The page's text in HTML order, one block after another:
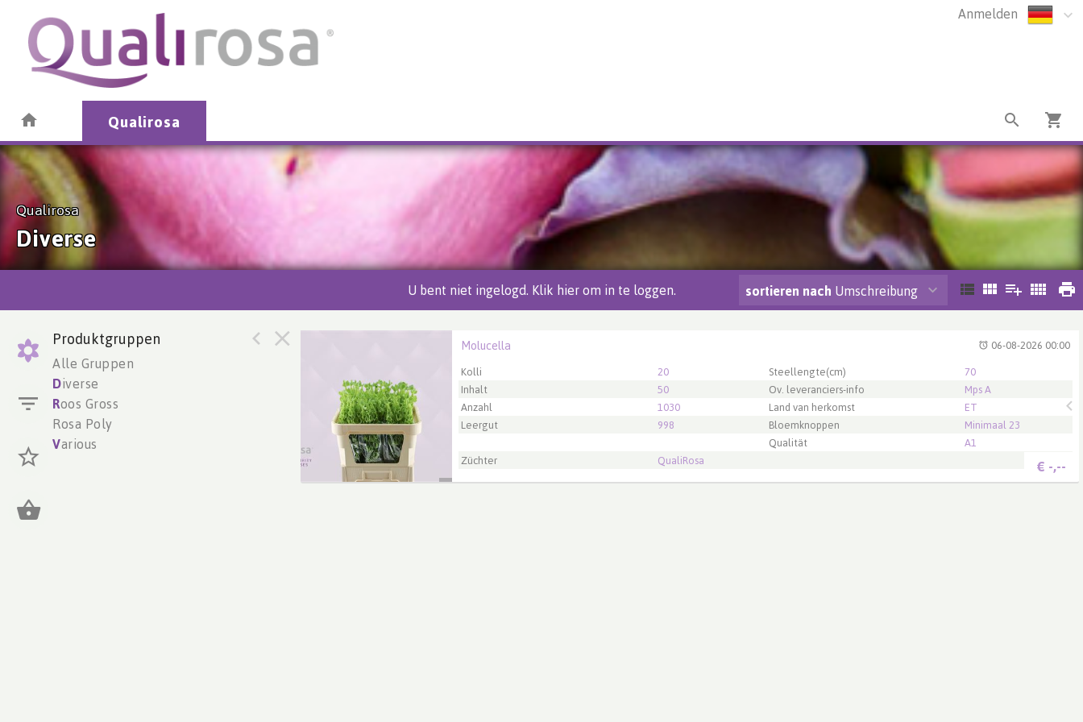
Anmelden
Qualirosa
Qualirosa
Diverse
U bent niet ingelogd. Klik hier om in te loggen. sortieren nach Umschreibung
Produktgruppen
Alle Gruppen
Diverse
Roos Gross
Rosa Poly
Various
06-08-2026 00:00
Molucella
Kolli 20 Steellengte(cm)
70
Inhalt
50 Ov. leveranciers-info
Mps A
Anzahl
1030 Land van herkomst
ET
Leergut
998 Bloemknoppen
Minimaal 23
Qualität
A1
Züchter
QualiRosa € -,--
U moet ingelogd zijn om te kunnen kopen. Klik hier om in te loggen.